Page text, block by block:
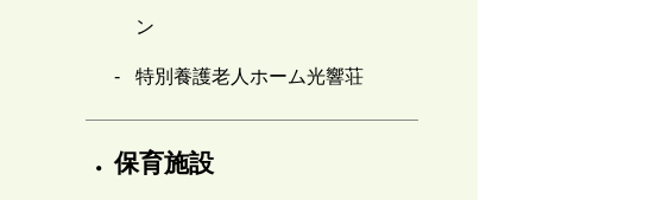
ン
特別養護老人ホーム光響荘
保育施設